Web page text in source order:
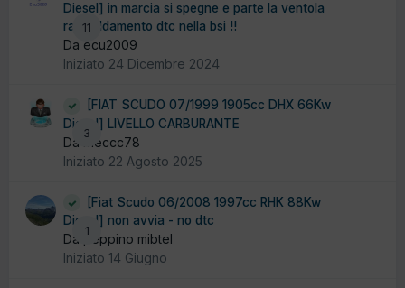
11
Diesel] in marcia si spegne e parte la ventola
raffreddamento dtc nella bsi !!
Da ecu2009
Iniziato 24 Dicembre 2024
3
[FIAT SCUDO 07/1999 1905cc DHX 66Kw
Diesel] LIVELLO CARBURANTE
Da Meccc78
Iniziato 22 Agosto 2025
1
[Fiat Scudo 06/2008 1997cc RHK 88Kw
Diesel] non avvia - no dtc
Da peppino mibtel
Iniziato 14 Giugno